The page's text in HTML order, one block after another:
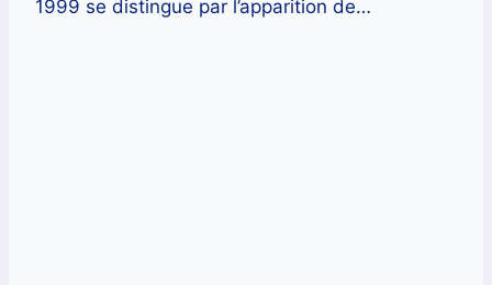
1999 se distingue par l’apparition de…